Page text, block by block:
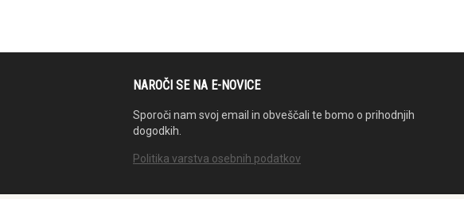
NAROČI SE NA E-NOVICE
Sporoči nam svoj email in obveščali te bomo o prihodnjih
dogodkih.
Politika varstva osebnih podatkov